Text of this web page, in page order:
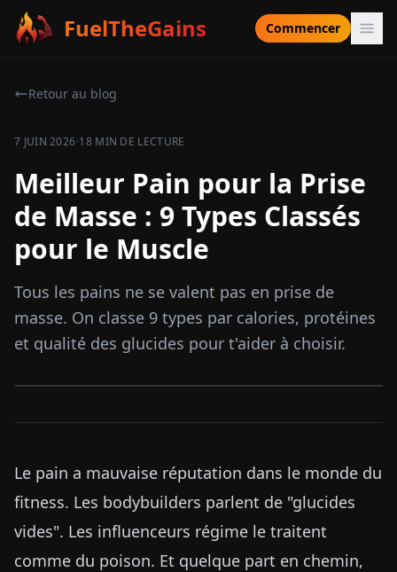
FuelTheGains Commencer
Retour au blog
7 JUIN 2026·18 MIN DE LECTURE
Meilleur Pain pour la Prise
de Masse : 9 Types Classés
pour le Muscle
Tous les pains ne se valent pas en prise de
masse. On classe 9 types par calories, protéines
et qualité des glucides pour t'aider à choisir.
Le pain a mauvaise réputation dans le monde du
fitness. Les bodybuilders parlent de "glucides
vides". Les influenceurs régime le traitent
comme du poison. Et quelque part en chemin,